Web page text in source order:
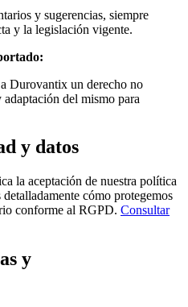
y sugerencias, siempre
y la legislación vigente.
Durovantix un derecho no
del mismo para
y datos
la aceptación de nuestra política
cómo protegemos
conforme al RGPD. Consultar
y